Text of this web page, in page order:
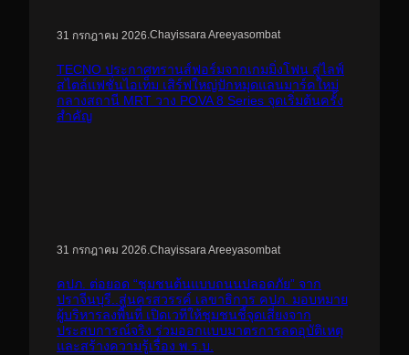
31 กรกฎาคม 2026.Chayissara Areeyasombat
TECNO ประกาศทรานส์ฟอร์มจากเกมมิ่งโฟน สู่ไลฟ์
สไตล์แฟชั่นไอเท็ม เสิร์ฟใหญ่ปักหมุดแลนมาร์คใหม่
กลางสถานี MRT วาง POVA 8 Series จุดเริ่มต้นครั้ง
สำคัญ
31 กรกฎาคม 2026 Chayissara Areeyasombat
คปภ. ต่อยอด “ชุมชนต้นแบบถนนปลอดภัย” จาก
ปราจีนบุรี..สู่นครสวรรค์ เลขาธิการ คปภ. มอบหมาย
ผู้บริหารลงพื้นที่ เปิดเวทีให้ชุมชนชี้จุดเสี่ยงจาก
ประสบการณ์จริง ร่วมออกแบบมาตรการลดอุบัติเหตุ
และสร้างความรู้เรื่อง พ.ร.บ.